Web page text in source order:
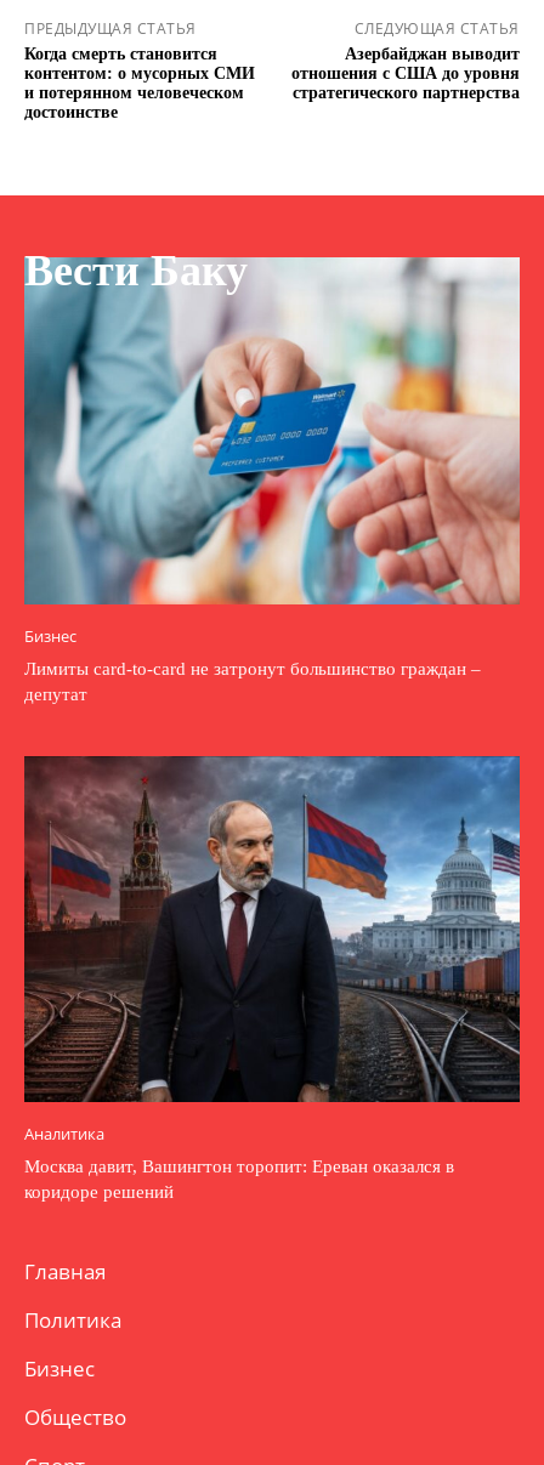
ПРЕДЫДУЩАЯ СТАТЬЯ
Когда смерть становится
контентом: о мусорных СМИ
и потерянном человеческом
достоинстве
СЛЕДУЮЩАЯ СТАТЬЯ
Азербайджан выводит
отношения с США до уровня
стратегического партнерства
Вести Баку
Бизнес
Лимиты card-to-card не затронут большинство граждан –
депутат
Аналитика
Москва давит, Вашингтон торопит: Ереван оказался в
коридоре решений
Главная
Политика
Бизнес
Общество